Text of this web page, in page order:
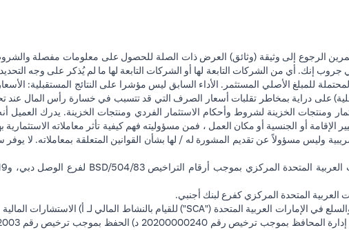
الرجوع إلى وثيقة (وثائق) العرض ذات الصلة للحصول على معلومات مفصلة والشروط
إنك. أي من الشركات التابعة لها أو الشركات التابعة لها ما لم يُذكر على وجه
للمبلغ الأصلي المستثمر. الأداء السابق ليس مؤشرا على النتائج المستقبلية:
على دراية بمخاطر تقلبات أسعار الصرف التي قد تتسبب في خسارة رأس المال عند
ومنتجات الخزينة لشروط وأحكام الاستثمار الفردي ومنتجات الخزينة. يدرك العميل
الإقامة أو الجنسية أو مكان العمل ، فمن مسؤوليته فهم كيفية تأثر معاملاته الاستثمارية
وليس مسؤولاً عن تقديم المشورة له / لها بشأن القوانين المتعلقة بمعاملاته. لا يوفر
المتحدة المركزي كفرع لبنك أجنبي.